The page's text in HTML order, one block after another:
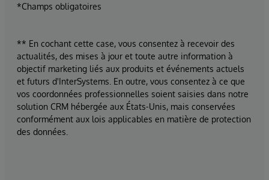
*Champs obligatoires
** En cochant cette case, vous consentez à recevoir des
actualités, des mises à jour et toute autre information à
objectif marketing liés aux produits et événements actuels
et futurs d'InterSystems. En outre, vous consentez à ce que
vos coordonnées professionnelles soient saisies dans notre
solution CRM hébergée aux États-Unis, mais conservées
conformément aux lois applicables en matière de protection
des données.